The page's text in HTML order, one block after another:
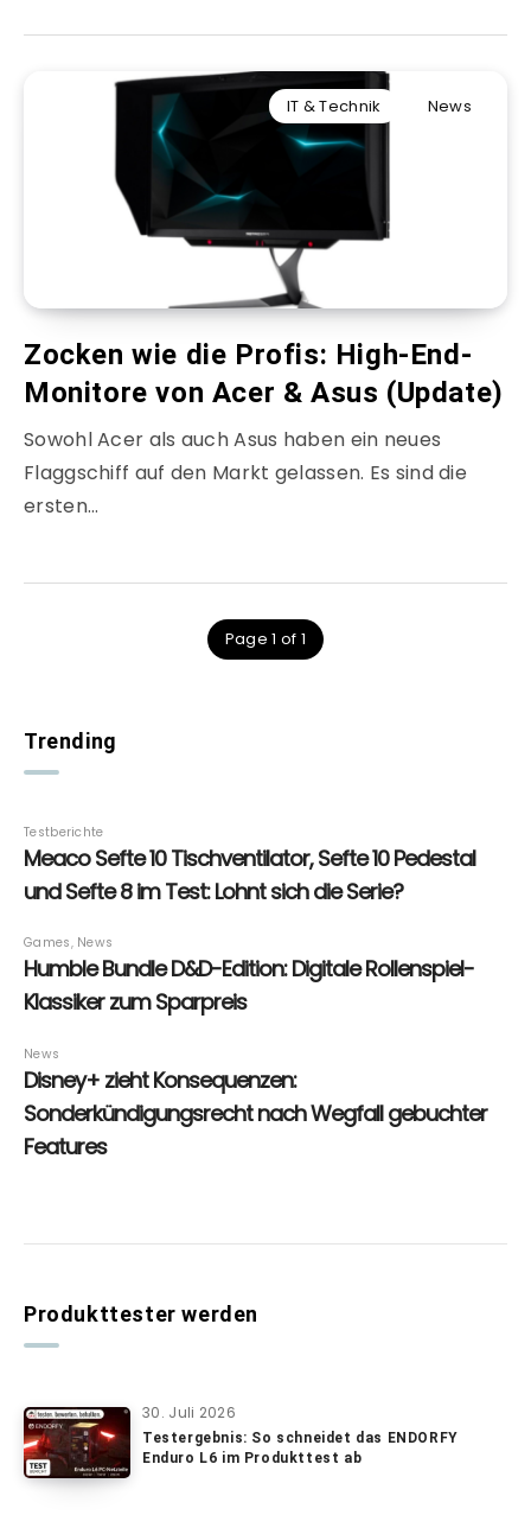
IT & Technik News
Zocken wie die Profis: High-End-
Monitore von Acer & Asus (Update)
Sowohl Acer als auch Asus haben ein neues
Flaggschiff auf den Markt gelassen. Es sind die
ersten…
Page 1 of 1
Trending
Produkttester werden
30. Juli 2026
Testergebnis: So schneidet das ENDORFY
Enduro L6 im Produkttest ab